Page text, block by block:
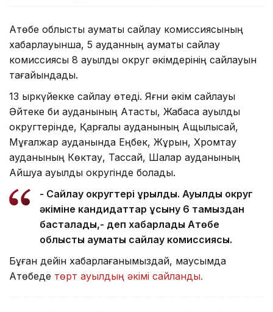
Ақтөбе облыстық аумақтық сайлау комиссиясының
хабарлауынша, 5 ауданның аумақтық сайлау
комиссиясы 8 ауылдық округ әкімдерінің сайлауын
тағайындады.
13 қыркүйекке сайлау өтеді. Яғни әкім сайлауы
Әйтеке би ауданының Ақтасты, Жабасақ ауылдық
округтерінде, Қарғалы ауданының Ащылысай,
Мұғалжар ауданында Еңбек, Жұрын, Хромтау
ауданының Көктау, Тассай, Шалқар ауданының
Айшуақ ауылдық округінде болады.
- Сайлау округтері құрылды. Ауылдық округ
әкіміне кандидаттар ұсыну 6 тамыздан
басталады,- деп хабарлады Ақтөбе
облыстық аумақтық сайлау комиссиясы.
Бұған дейін хабарлағанымыздай, маусымда
Ақтөбеде төрт ауылдың әкімі сайланды.